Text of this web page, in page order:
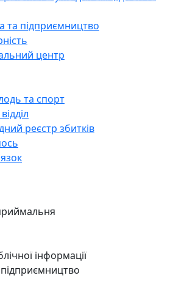
та підприємництво
центр
та спорт
реєстр збитків
інформації